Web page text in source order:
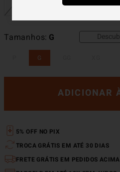
Tamanhos G
G
ADICIONAR
5% OFF NO PIX
TROCA GRÁTIS EM ATÉ 30 DIAS
FRETE GRÁTIS EM PEDIDOS